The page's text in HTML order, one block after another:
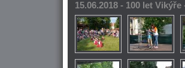
15.06.2018 - 100 let